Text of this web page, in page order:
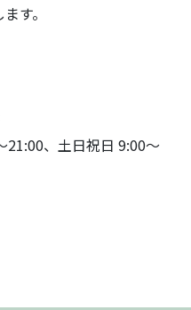
す。
21:00、土日祝日 9:00〜